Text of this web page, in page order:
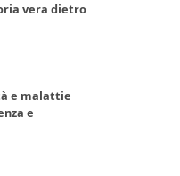
vera dietro
e malattie
e